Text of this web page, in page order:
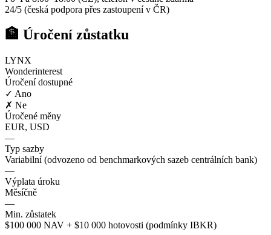
24/5 (česká podpora přes zastoupení v ČR)
🏦 Úročení zůstatku
LYNX
Wonderinterest
Úročení dostupné
✓ Ano
✗ Ne
Úročené měny
EUR, USD
—
Typ sazby
Variabilní (odvozeno od benchmarkových sazeb centrálních bank)
—
Výplata úroku
Měsíčně
—
Min. zůstatek
$100 000 NAV + $10 000 hotovosti (podmínky IBKR)